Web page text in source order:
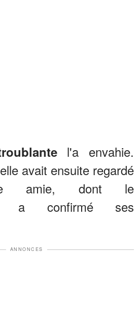
l'a envahie.
avait ensuite regardé
amie, dont le
a confirmé ses
ANNONCES